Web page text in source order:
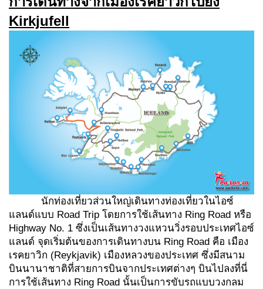
Kirkjufell
นักท่องเที่ยวส่วนใหญ่เดินทางท่องเที่ยวในไอซ์
แลนด์แบบ Road Trip โดยการใช้เส้นทาง Ring Road หรือ
Highway No. 1 ซึ่งเป็นเส้นทางวงแหวนวิ่งรอบประเทศไอซ์
แลนด์ จุดเริ่มต้นของการเดินทางบน Ring Road คือ เมือง
เรคยาวิก (Reykjavik) เมืองหลวงของประเทศ ซึ่งมีสนาม
บินนานาชาติที่สายการบินจากประเทศต่างๆ บินไปลงที่นี่
การใช้เส้นทาง Ring Road นั้นเป็นการขับรถแบบวงกลม